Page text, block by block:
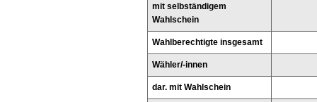
mit selbständigem
Wahlschein
Wahlberechtigte insgesamt
Wähler/-innen
dar. mit Wahlschein